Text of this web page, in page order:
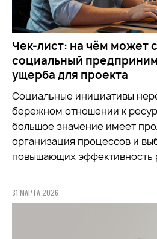
Чек-лист: на чём может
социальный
ущерба для проекта
Социальные инициативы
бережном отношении к
большое значение имеет
организация процессов и
повышающих эффективность
31 МАРТА 2026